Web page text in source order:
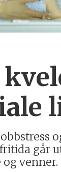
går
venner.